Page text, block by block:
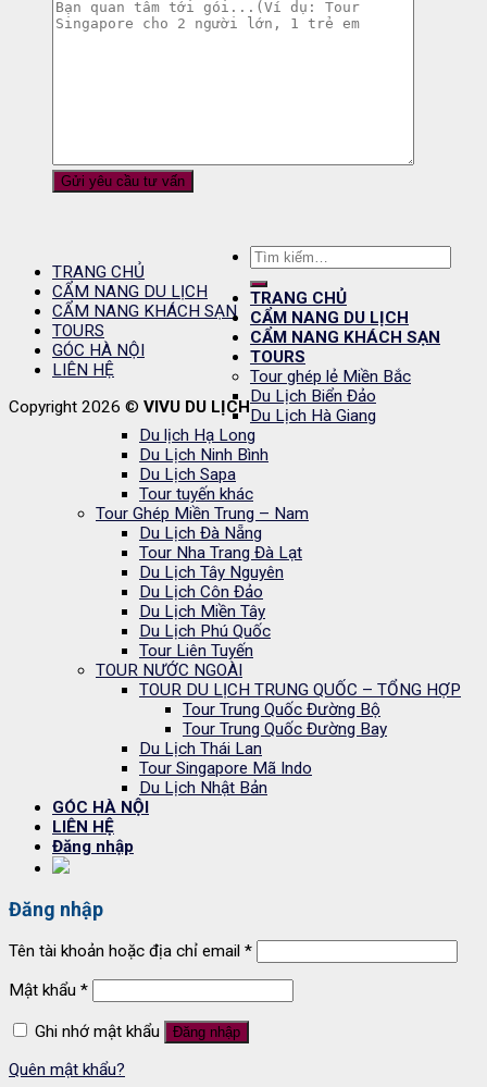
TRANG CHỦ
CẨM NANG DU LỊCH
CẨM NANG KHÁCH SẠN
TOURS
GÓC HÀ NỘI
LIÊN HỆ
Copyright 2026 © VIVU DU LỊCH
Tìm
kiếm:
TRANG CHỦ
CẨM NANG DU LỊCH
CẨM NANG KHÁCH SẠN
TOURS
Tour ghép lẻ Miền Bắc
Du Lịch Biển Đảo
Du Lịch Hà Giang
Du lịch Hạ Long
Du Lịch Ninh Bình
Du Lịch Sapa
Tour tuyến khác
Tour Ghép Miền Trung – Nam
Du Lịch Đà Nẵng
Tour Nha Trang Đà Lạt
Du Lịch Tây Nguyên
Du Lịch Côn Đảo
Du Lịch Miền Tây
Du Lịch Phú Quốc
Tour Liên Tuyến
TOUR NƯỚC NGOÀI
TOUR DU LỊCH TRUNG QUỐC – TỔNG HỢP
Tour Trung Quốc Đường Bộ
Tour Trung Quốc Đường Bay
Du Lịch Thái Lan
Tour Singapore Mã Indo
Du Lịch Nhật Bản
GÓC HÀ NỘI
LIÊN HỆ
Đăng nhập
Đăng nhập
Tên tài khoản hoặc địa chỉ email *
Mật khẩu *
Ghi nhớ mật khẩu Đăng nhập
Quên mật khẩu?